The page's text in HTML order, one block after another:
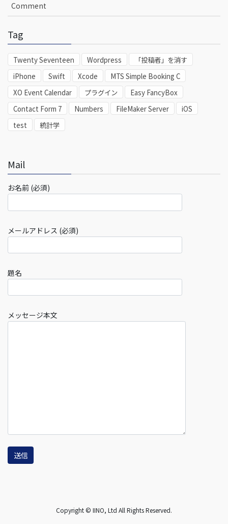
Comment
Tag
Twenty Seventeen Wordpress
「投稿者」を消す
iPhone
Swift Xcode
MTS Simple Booking C
XO Event Calendar
プラグイン
Easy FancyBox
Contact Form 7
Numbers FileMaker Server
iOS
test
統計学
Mail
お名前 (必須)
メールアドレス (必須)
題名
メッセージ本文
Copyright © IINO, Ltd All Rights Reserved.